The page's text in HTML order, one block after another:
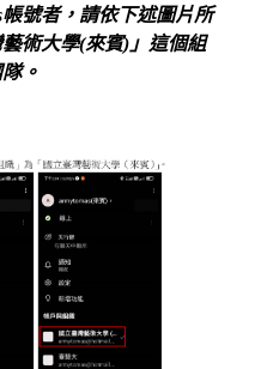
號者，請依下述圖片所
術大學(來賓)」這個組
。